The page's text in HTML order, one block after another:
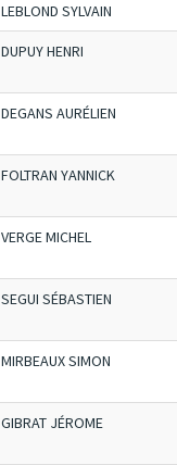
LEBLOND SYLVAIN
DUPUY HENRI
DEGANS AURÉLIEN
FOLTRAN YANNICK
VERGE MICHEL
SEGUI SÉBASTIEN
MIRBEAUX SIMON
GIBRAT JÉROME